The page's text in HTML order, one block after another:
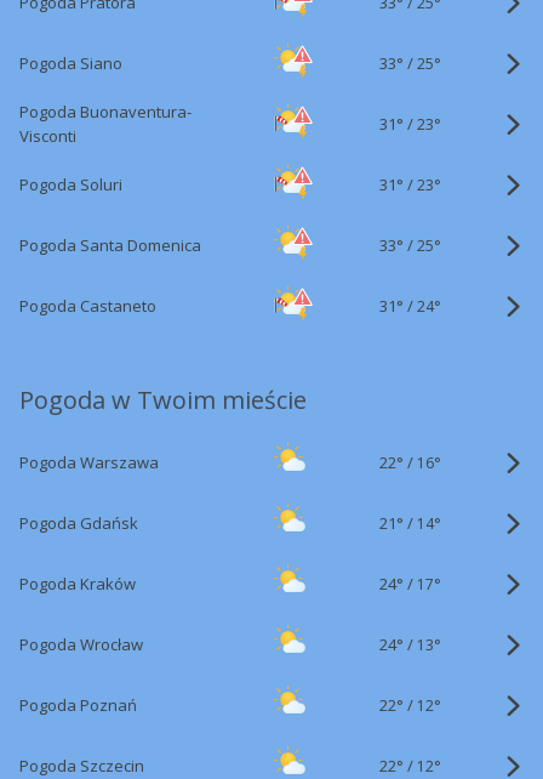
Pogoda Siano 33° /25°
Pogoda Buonaventura-
Visconti
31° /23°
Pogoda Soluri 31° /23°
Pogoda Santa Domenica 33° /25°
Pogoda Castaneto 31° /24°
Pogoda w Twoim mieście
Pogoda Warszawa 22° / 16°
Pogoda Gdańsk 21° / 14°
Pogoda Kraków 24° / 17°
Pogoda Wrocław 24° / 13°
Pogoda Poznań 22° / 12°
Pogoda Szczecin 22° / 12°